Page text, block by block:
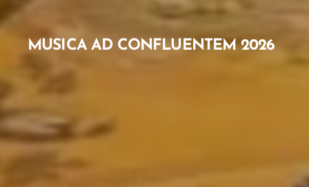
MUSICA AD CONFLUENTEM 2026